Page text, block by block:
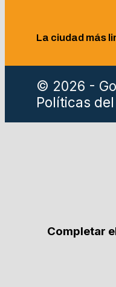
La ciudad más
© 2026 -
Políticas
Completar